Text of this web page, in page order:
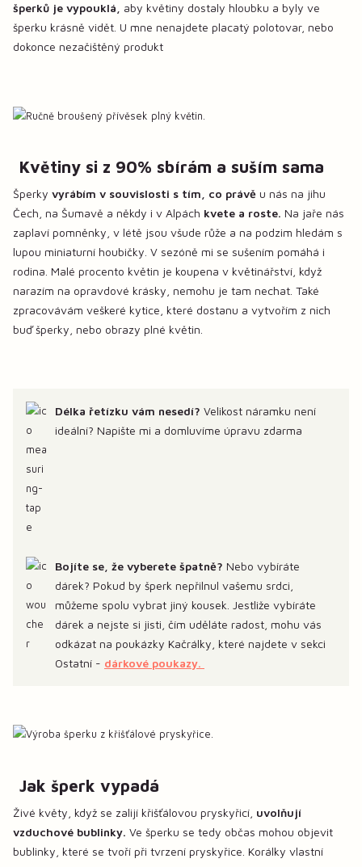
šperků je vypouklá,
aby květiny dostaly hloubku a byly ve
šperku krásně vidět. U mne nenajdete placatý polotovar, nebo
dokonce nezačištěný produkt
Květiny si z 90% sbírám a suším sama
Šperky vyrábím v souvislosti s tím, co právě u nás na jihu
Čech, na Šumavě a někdy i v Alpách kvete a roste. Na jaře nás
zaplaví pomněnky, v létě jsou všude růže a na podzim hledám s
lupou miniaturní houbičky. V sezóně mi se sušením pomáhá i
rodina. Malé procento květin je koupena v květinářství, když
narazím na opravdové krásky, nemohu je tam nechat. Také
zpracovávám veškeré kytice, které dostanu a vytvořím z nich
buď šperky, nebo obrazy plné květin.
Délka řetízku vám nesedí? Velikost náramku není
ideální? Napište mi a domluvíme úpravu zdarma
Bojíte se, že vyberete špatně? Nebo vybíráte
dárek? Pokud by šperk nepřilnul vašemu srdci,
můžeme spolu vybrat jiný kousek. Jestliže vybíráte
dárek a nejste si jisti, čím uděláte radost, mohu vás
odkázat na poukázky Kačrálky, které najdete v sekci
Ostatní - dárkové poukazy.
Jak šperk vypadá
Živé květy, když se zalijí křišťálovou pryskyřicí, uvolňují
vzduchové bublinky. Ve šperku se tedy občas mohou objevit
bublinky, které se tvoří při tvrzení pryskyřice. Korálky vlastní